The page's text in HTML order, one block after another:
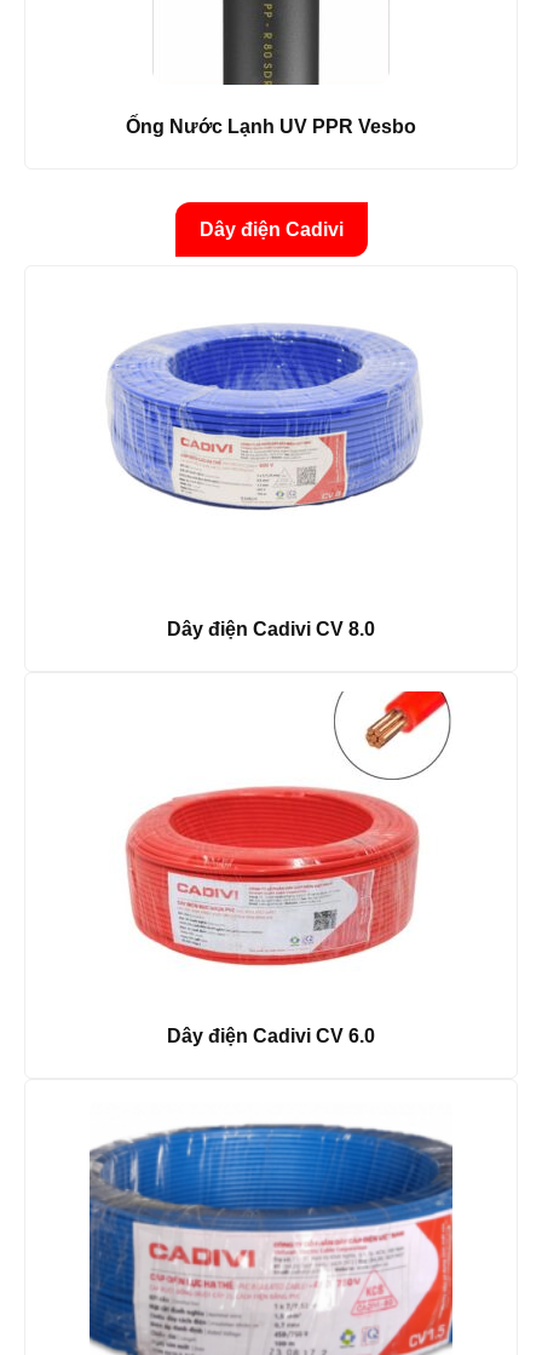
Ống Nước Lạnh UV PPR Vesbo
Dây điện Cadivi
Dây điện Cadivi CV 8.0
Dây điện Cadivi CV 6.0